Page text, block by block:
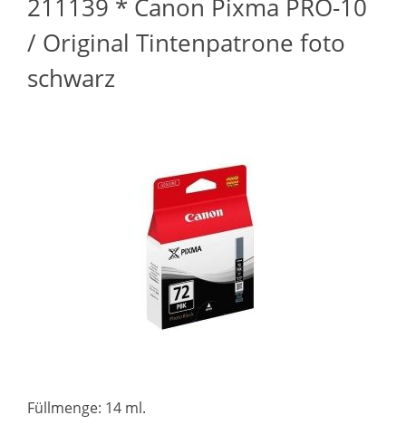
211139 * Canon Pixma PRO-10
/ Original Tintenpatrone foto
schwarz
Füllmenge: 14 ml.